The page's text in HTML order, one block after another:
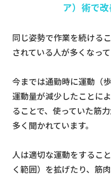
ア）術で
同じ姿勢で作業を続ける
されている人が多くなって
今までは通勤時に運動（
運動量が減少したことに
ることで、使っていた筋
多く聞かれています。
人は適切な運動をするこ
く範囲）を拡げたり、筋